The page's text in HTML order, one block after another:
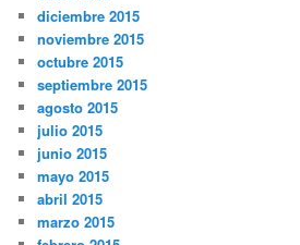
diciembre 2015
noviembre 2015
octubre 2015
septiembre 2015
agosto 2015
julio 2015
junio 2015
mayo 2015
abril 2015
marzo 2015